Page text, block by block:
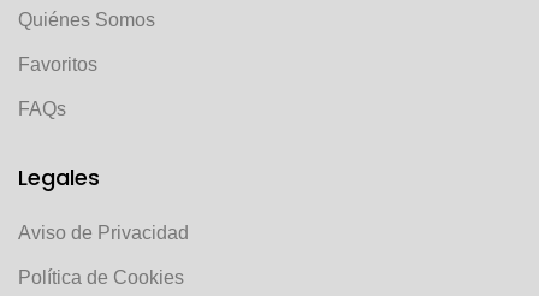
Quiénes Somos
Favoritos
FAQs
Legales
Aviso de Privacidad
Política de Cookies